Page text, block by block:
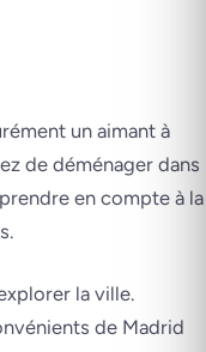
un aimant à
de déménager dans
en compte à la
la ville.
de Madrid